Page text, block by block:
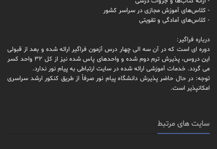
- کلاس‌های آموزش مجازی در سراسر کشور
- کلاس‌های آمادگی و تقویتی
درباره فراگیر:
دوره ای است که در آن سه الی چهار درس آزمون فراگیر ارائه شده و بعد از قبولی
این دروس، پذیرش ترم دوم شده و واحدهای پاس شده نیز از کل 32 واحد کسر
می گردد. خدمات آموزشی ارائه شده در سایت ارتباطی به پیام نور ندارد.
توجه: در حال حاضر پذیرش دانشگاه پیام نور صرفاً از طریق کنکور ارشد سراسری
امکانپذیر است.
سایت های مرتبط